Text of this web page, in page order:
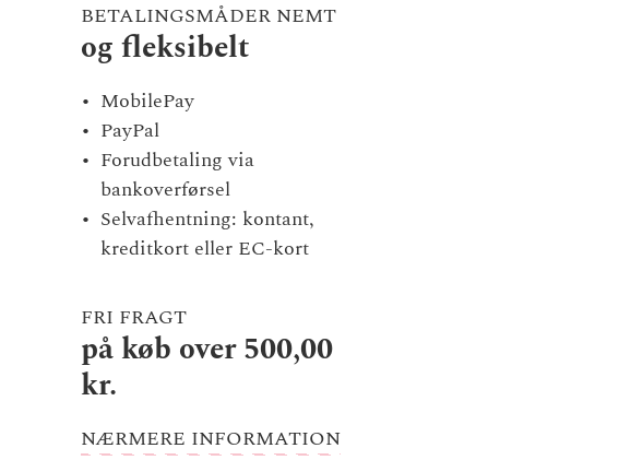
BETALINGSMÅDER NEMT
og fleksibelt
MobilePay
PayPal
Forudbetaling via
bankoverførsel
Selvafhentning: kontant,
kreditkort eller EC-kort
FRI FRAGT
på køb over 500,00
kr.
NÆRMERE INFORMATION